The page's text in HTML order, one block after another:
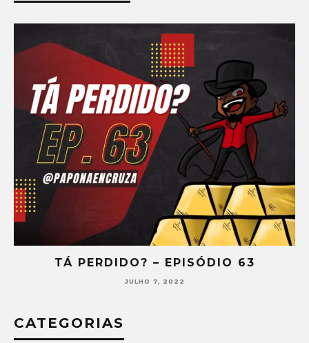
TÁ PERDIDO? – EPISÓDIO 63
JULHO 7, 2022
CATEGORIAS